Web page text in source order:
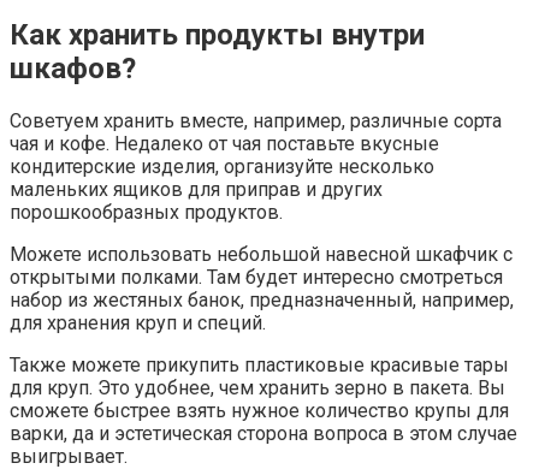
Как хранить продукты внутри
шкафов?
Советуем хранить вместе, например, различные сорта
чая и кофе. Недалеко от чая поставьте вкусные
кондитерские изделия, организуйте несколько
маленьких ящиков для приправ и других
порошкообразных продуктов.
Можете использовать небольшой навесной шкафчик с
открытыми полками. Там будет интересно смотреться
набор из жестяных банок, предназначенный, например,
для хранения круп и специй.
Также можете прикупить пластиковые красивые тары
для круп. Это удобнее, чем хранить зерно в пакета. Вы
сможете быстрее взять нужное количество крупы для
варки, да и эстетическая сторона вопроса в этом случае
выигрывает.